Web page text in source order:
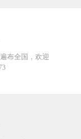
布全国，欢迎